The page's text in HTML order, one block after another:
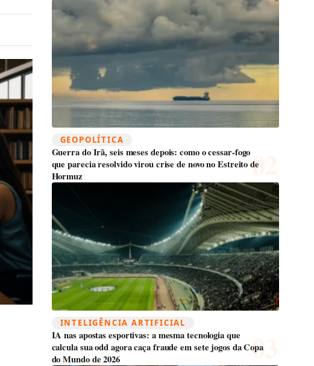
GEOPOLÍTICA
Guerra do Irã, seis meses depois: como o cessar-fogo
que parecia resolvido virou crise de novo no Estreito de
Hormuz
INTELIGÊNCIA ARTIFICIAL
IA nas apostas esportivas: a mesma tecnologia que
calcula sua odd agora caça fraude em sete jogos da Copa
do Mundo de 2026